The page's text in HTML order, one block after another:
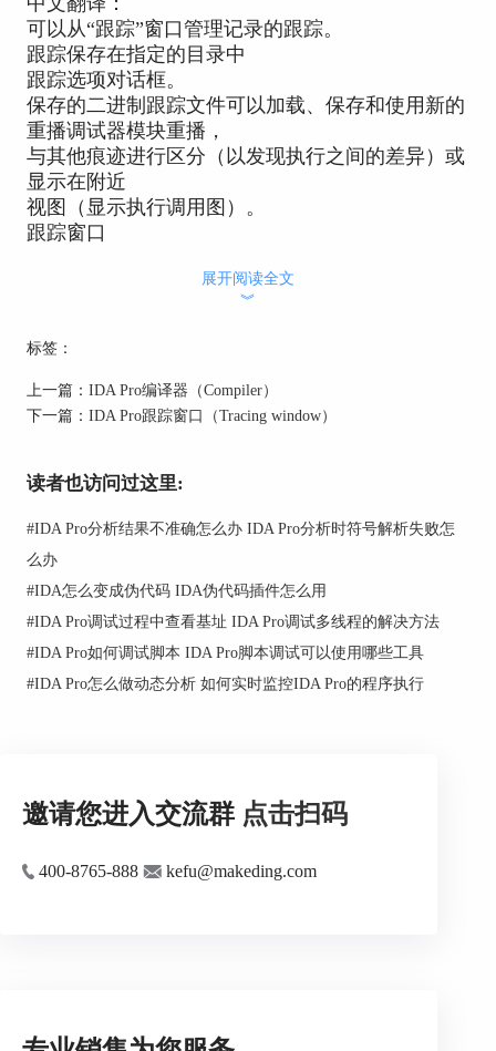
可以从“跟踪”窗口管理记录的跟踪。
跟踪保存在指定的目录中
跟踪选项对话框。
保存的二进制跟踪文件可以加载、保存和使用新的
重播调试器模块重播，
与其他痕迹进行区分（以发现执行之间的差异）或
显示在附近
视图（显示执行调用图）。
跟踪窗口
基本块跟踪
添加写入跟踪
添加读/写跟踪
添加执行跟踪
另请参阅调试器子菜单
展开阅读全文
︾
标签：
上一篇： IDA Pro编译器（Compiler）
下一篇： IDA Pro跟踪窗口（Tracing window）
读者也访问过这里:
#IDA Pro分析结果不准确怎么办 IDA Pro分析时符号解析失败怎
么办
#IDA怎么变成伪代码 IDA伪代码插件怎么用
#IDA Pro调试过程中查看基址 IDA Pro调试多线程的解决方法
#IDA Pro如何调试脚本 IDA Pro脚本调试可以使用哪些工具
#IDA Pro怎么做动态分析 如何实时监控IDA Pro的程序执行
邀请您进入交流群 点击扫码
400-8765-888 kefu@makeding.com